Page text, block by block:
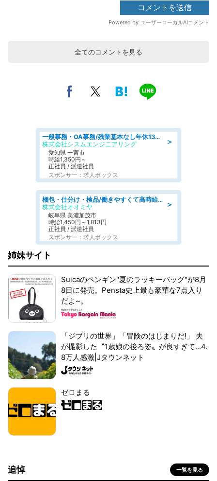
全てのコメントを見る
＞
一般事務・OA事務/残業基本なし年休130日社保完備の一般・調達事務
株式会社シスムエンジニアリング
愛知県 一宮市
時給1,350円～
正社員 / 派遣社員
スポンサー：求人ボックス
＞
梱包・仕分け・検品/働きやすくて高時給の仕分け作業長期休暇充実/残業なし
株式会社オオミヤ
岐阜県 美濃加茂市
時給1,450円～1,813円
正社員 / 派遣社員
スポンサー：求人ボックス
姉妹サイト
Suicaのペンギン"夏のラッキーバッグ"が8月
8日に発売。Pensta史上最も豪華な7点入り
だよ~。
「ジブリの世界」「冒険のはじまりだ!」 夫
が撮影した〝1歳娘の後ろ姿〟が良すぎて...4.
8万人感激|Jタウンネット
ゼロまる
追悼 一覧を見る